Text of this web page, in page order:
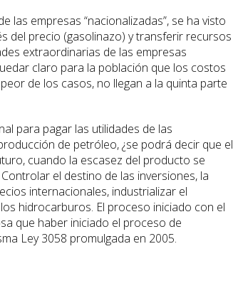
las empresas “nacionalizadas”, se ha visto
del precio (gasolinazo) y transferir recursos
extraordinarias de las empresas
claro para la población que los costos
de los casos, no llegan a la quinta parte
para pagar las utilidades de las
de petróleo, ¿se podrá decir que el
cuando la escasez del producto se
el destino de las inversiones, la
internacionales, industrializar el
hidrocarburos. El proceso iniciado con el
que haber iniciado el proceso de
Ley 3058 promulgada en 2005.